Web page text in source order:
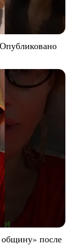
общину» после